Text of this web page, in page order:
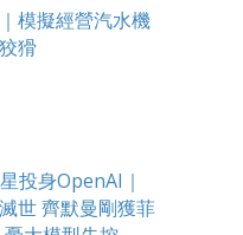
模擬經營汽水機
猾
投身OpenAI｜
世 齊默曼剛獲菲